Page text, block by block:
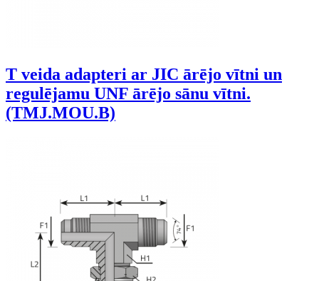
T veida adapteri ar JIC ārējo vītni un
regulējamu UNF ārējo sānu vītni.
(TMJ.MOU.B)